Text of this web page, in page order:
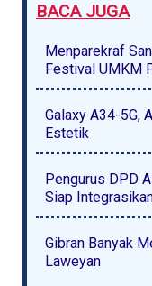
BACA JUGA
Menparekraf
Festival UMKM
Galaxy A34-5G,
Estetik
Pengurus DPD
Siap
Gibran Banyak
Laweyan